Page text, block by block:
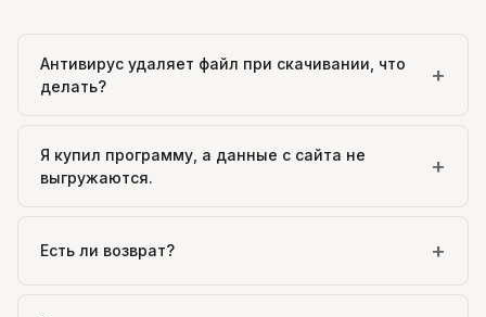
Антивирус удаляет файл при скачивании, что
делать?
+
Я купил программу, а данные с сайта не
выгружаются.
+
Есть ли возврат? +